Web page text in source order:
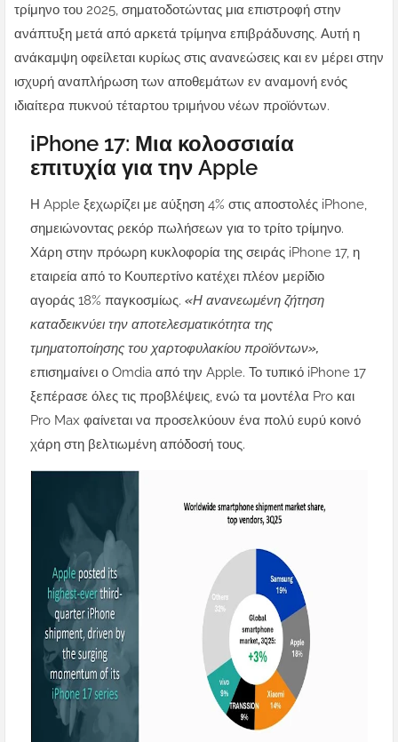
τρίμηνο του 2025, σηματοδοτώντας μια επιστροφή στην
ανάπτυξη μετά από αρκετά τρίμηνα επιβράδυνσης. Αυτή η
ανάκαμψη οφείλεται κυρίως στις ανανεώσεις και εν μέρει στην
ισχυρή αναπλήρωση των αποθεμάτων εν αναμονή ενός
ιδιαίτερα πυκνού τέταρτου τριμήνου νέων προϊόντων.
iPhone 17: Μια κολοσσιαία
επιτυχία για την Apple
Η Apple ξεχωρίζει με αύξηση 4% στις αποστολές iPhone,
σημειώνοντας ρεκόρ πωλήσεων για το τρίτο τρίμηνο.
Χάρη στην πρόωρη κυκλοφορία της σειράς iPhone 17, η
εταιρεία από το Κουπερτίνο κατέχει πλέον μερίδιο
αγοράς 18% παγκοσμίως. «Η ανανεωμένη ζήτηση
καταδεικνύει την αποτελεσματικότητα της
τμηματοποίησης του χαρτοφυλακίου προϊόντων»,
επισημαίνει ο Omdia από την Apple. Το τυπικό iPhone 17
ξεπέρασε όλες τις προβλέψεις, ενώ τα μοντέλα Pro και
Pro Max φαίνεται να προσελκύουν ένα πολύ ευρύ κοινό
χάρη στη βελτιωμένη απόδοσή τους.